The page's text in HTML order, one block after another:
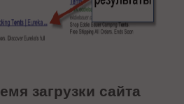
загрузки сайта